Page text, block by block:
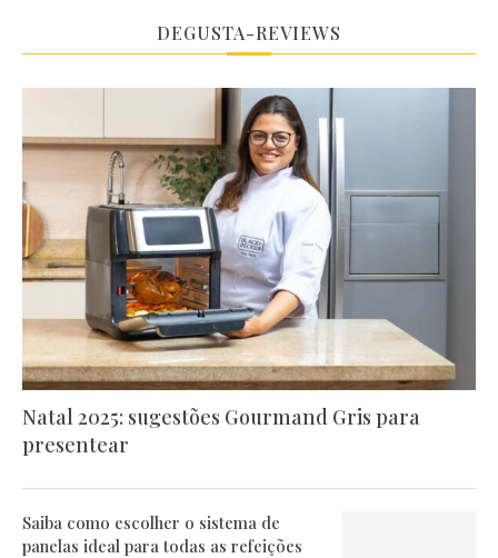
DEGUSTA-REVIEWS
Natal 2025: sugestões Gourmand Gris para
presentear
Saiba como escolher o sistema de
panelas ideal para todas as refeições